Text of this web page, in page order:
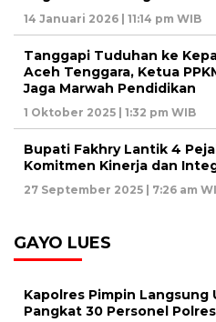
14 Januari 2026 | 11:14 pm WIB
Tanggapi Tuduhan ke
Aceh Tenggara, Ketua
Jaga Marwah Pendidikan
1 Oktober 2025 | 1:32 pm WIB
Bupati Fakhry Lantik 4
Komitmen Kinerja dan
27 September 2025 | 7:26 am
GAYO LUES
Kapolres Pimpin Langsung
Pangkat 30 Personel